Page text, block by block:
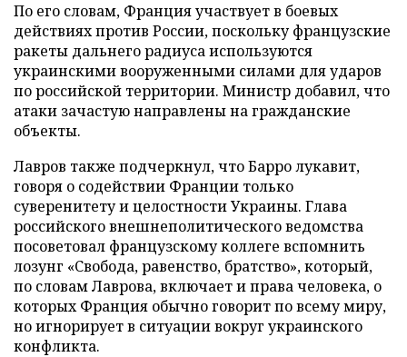
По его словам, Франция участвует в боевых
действиях против России, поскольку французские
ракеты дальнего радиуса используются
украинскими вооруженными силами для ударов
по российской территории. Министр добавил, что
атаки зачастую направлены на гражданские
объекты.
Лавров также подчеркнул, что Барро лукавит,
говоря о содействии Франции только
суверенитету и целостности Украины. Глава
российского внешнеполитического ведомства
посоветовал французскому коллеге вспомнить
лозунг «Свобода, равенство, братство», который,
по словам Лаврова, включает и права человека, о
которых Франция обычно говорит по всему миру,
но игнорирует в ситуации вокруг украинского
конфликта.